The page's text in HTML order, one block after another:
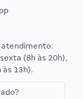
atendimento:
(8h às 20h),
às 13h).